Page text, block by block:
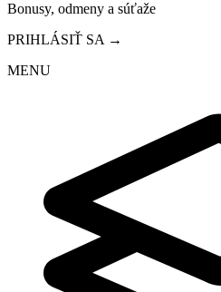
Bonusy, odmeny a súťaže
PRIHLÁSIŤ SA →
MENU